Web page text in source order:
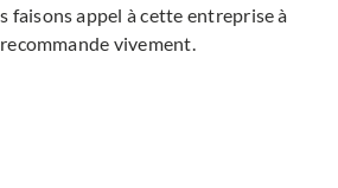
faisons appel à cette entreprise à
vivement.